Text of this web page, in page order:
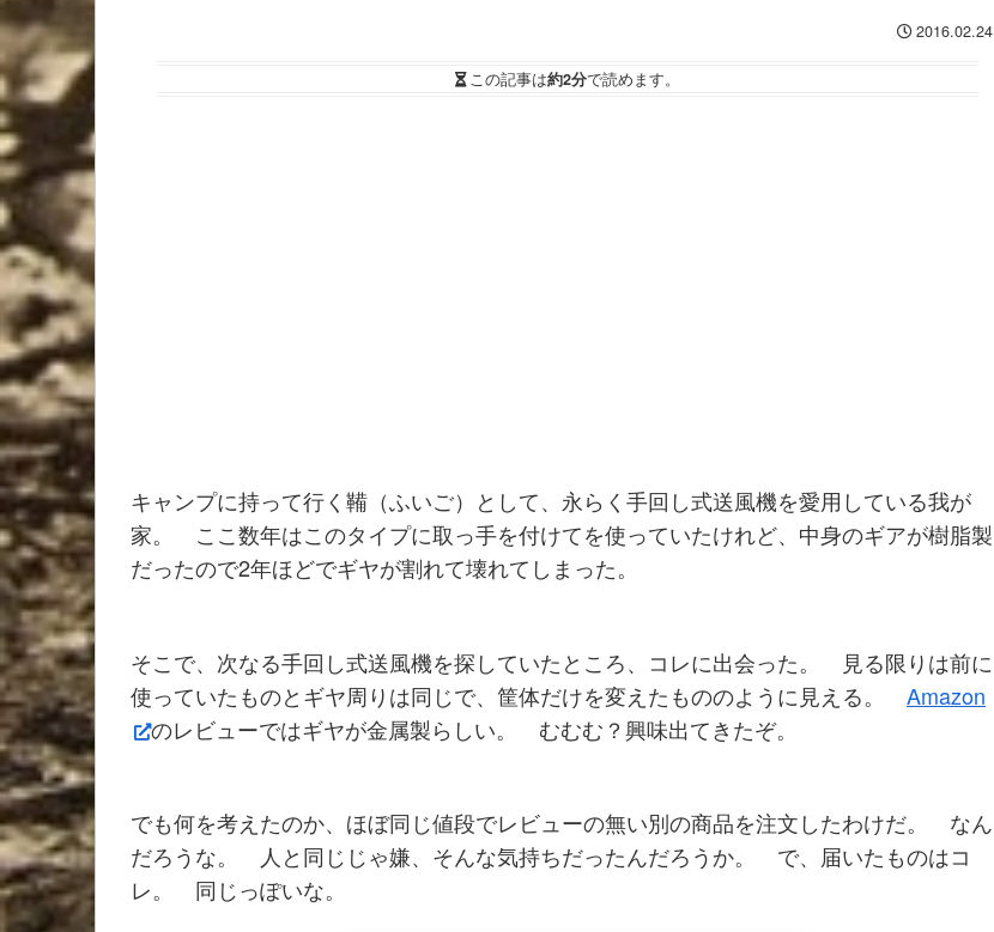
2016.02.24
この記事は約2分で読めます。
キャンプに持って行く鞴（ふいご）として、永らく手回し式送風機を愛用している我が
家。 ここ数年はこのタイプに取っ手を付けてを使っていたけれど、中身のギアが樹脂製
だったので2年ほどでギヤが割れて壊れてしまった。
そこで、次なる手回し式送風機を探していたところ、コレに出会った。 見る限りは前に
使っていたものとギヤ周りは同じで、筐体だけを変えたもののように見える。 Amazon
のレビューではギヤが金属製らしい。 むむむ？興味出てきたぞ。
でも何を考えたのか、ほぼ同じ値段でレビューの無い別の商品を注文したわけだ。 なん
だろうな。 人と同じじゃ嫌、そんな気持ちだったんだろうか。 で、届いたものはコ
レ。 同じっぽいな。